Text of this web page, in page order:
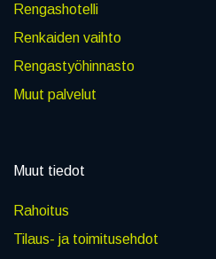
Rengashotelli
Renkaiden vaihto
Rengastyöhinnasto
Muut palvelut
Muut tiedot
Rahoitus
Tilaus- ja toimitusehdot